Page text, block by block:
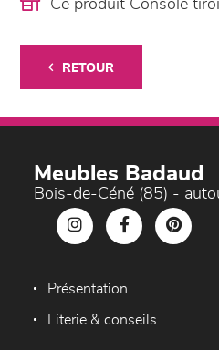
Ce produit Console
RETOUR
Meubles Badaud
Bois-de-Céné (85) -
Présentation
Literie & conseils